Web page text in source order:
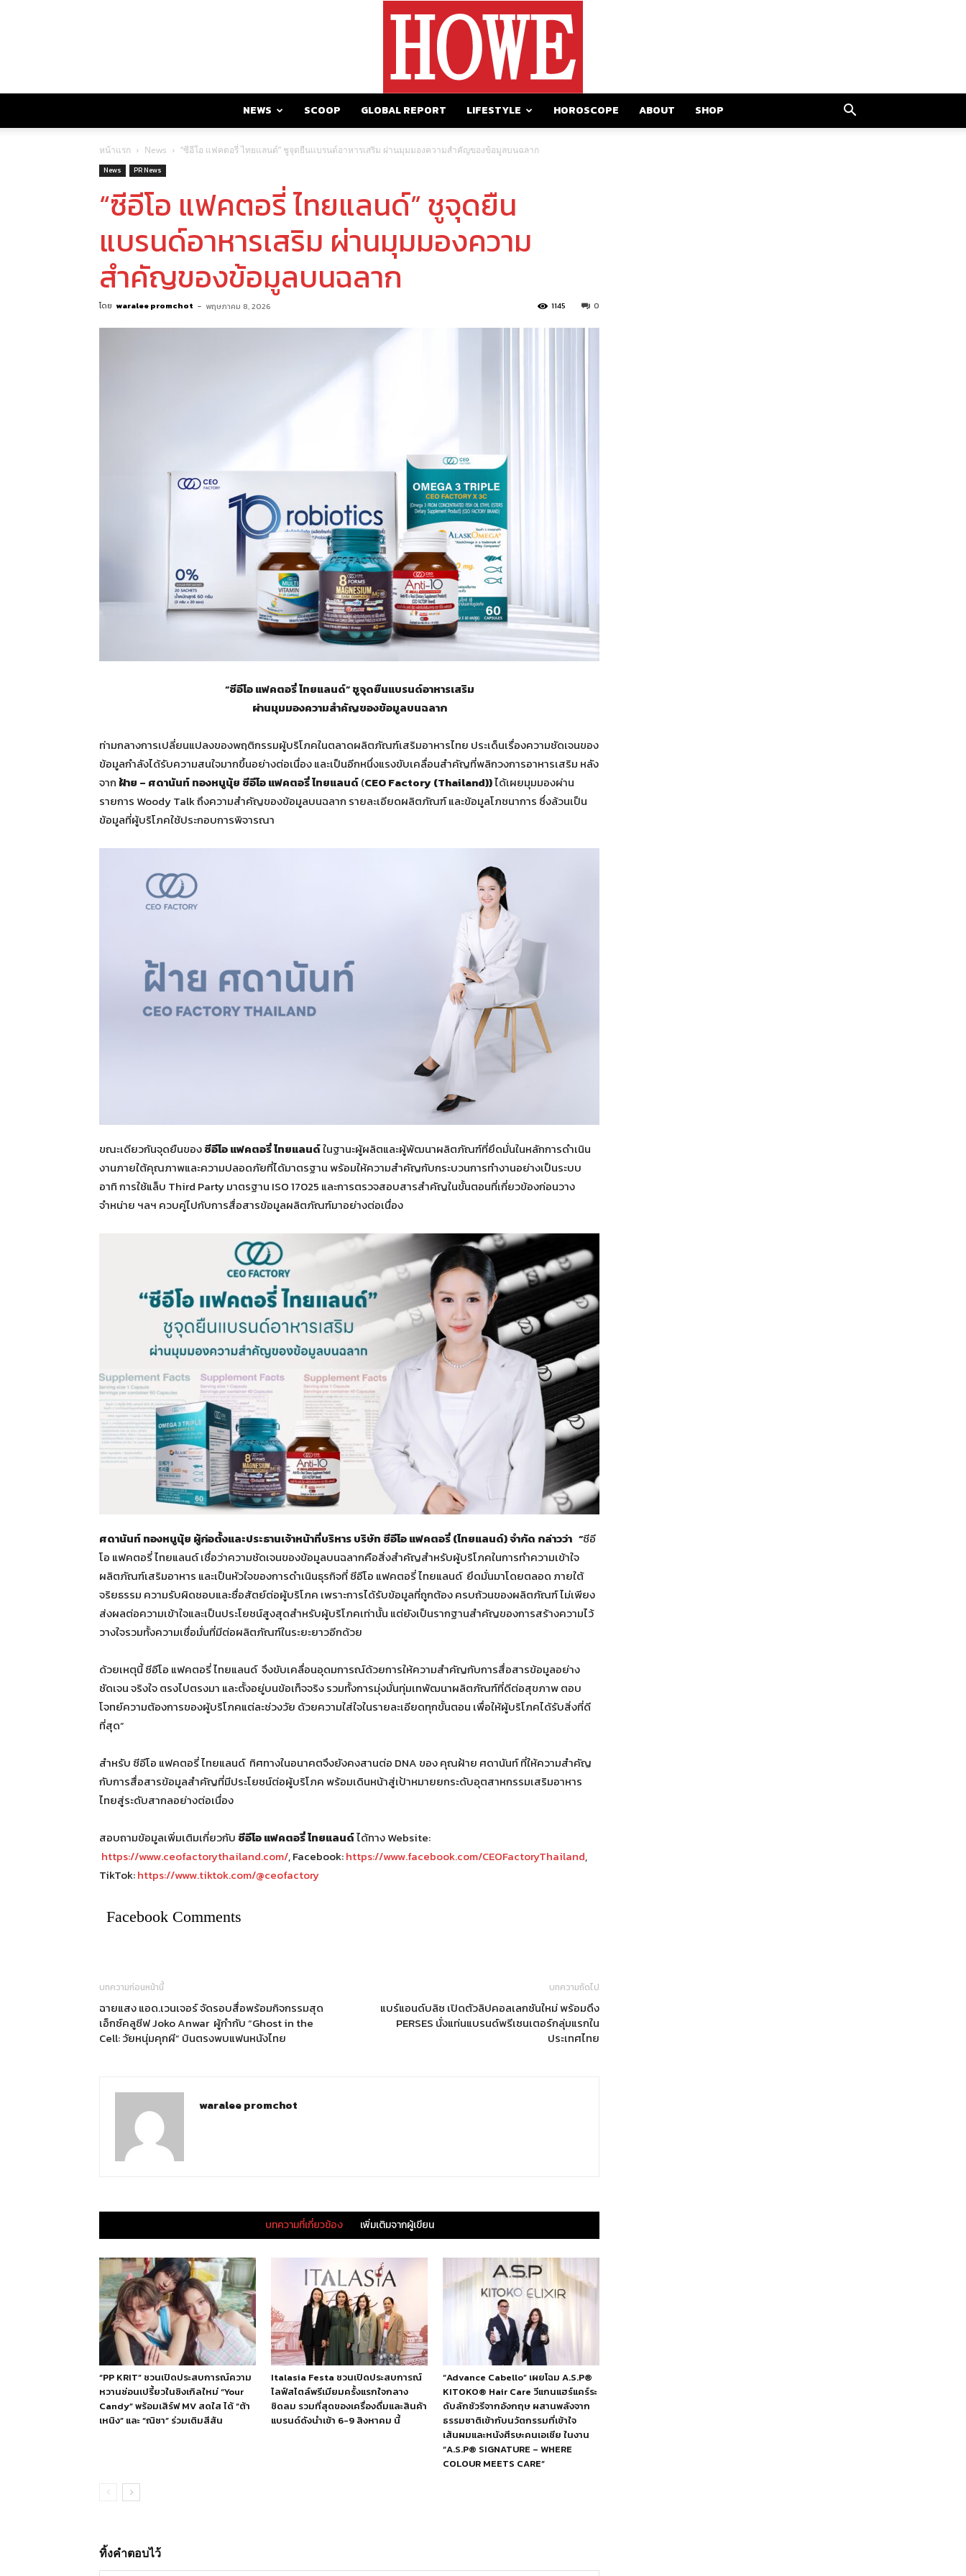
NEWS SCOOP GLOBAL REPORT LIFESTYLE HOROSCOPE ABOUT SHOP
หน้าแรก News “ซีอีโอ แฟคตอรี่ ไทยแลนด์” ชูจุดยืนแบรนด์อาหารเสริม ผ่านมุมมองความสำคัญของข้อมูลบนฉลาก
News PR News
“ซีอีโอ แฟคตอรี่ ไทยแลนด์” ชูจุดยืน
แบรนด์อาหารเสริม ผ่านมุมมองความ
สำคัญของข้อมูลบนฉลาก
โดย waralee promchot - พฤษภาคม 8, 2026 0
1145
“ซีอีโอ แฟคตอรี่ ไทยแลนด์” ชูจุดยืนแบรนด์อาหารเสริม
ผ่านมุมมองความสำคัญของข้อมูลบนฉลาก
ท่ามกลางการเปลี่ยนแปลงของพฤติกรรมผู้บริโภคในตลาดผลิตภัณฑ์เสริมอาหารไทย ประเด็นเรื่องความชัดเจนของ
ข้อมูลกำลังได้รับความสนใจมากขึ้นอย่างต่อเนื่อง และเป็นอีกหนึ่งแรงขับเคลื่อนสำคัญที่พลิกวงการอาหารเสริม หลัง
จาก ฝ้าย – ศดานันท์ ทองหนูนุ้ย ซีอีโอ แฟคตอรี่ ไทยแลนด์(CEO Factory (Thailand))ได้เผยมุมมองผ่าน
รายการ Woody Talk ถึงความสำคัญของข้อมูลบนฉลาก รายละเอียดผลิตภัณฑ์ และข้อมูลโภชนาการ ซึ่งล้วนเป็น
ข้อมูลที่ผู้บริโภคใช้ประกอบการพิจารณา
ขณะเดียวกันจุดยืนของซีอีโอ แฟคตอรี่ ไทยแลนด์ในฐานะผู้ผลิตและผู้พัฒนาผลิตภัณฑ์ที่ยึดมั่นในหลักการดำเนิน
งานภายใต้คุณภาพและความปลอดภัยที่ได้มาตรฐาน พร้อมให้ความสำคัญกับกระบวนการทำงานอย่างเป็นระบบ
อาทิ การใช้แล็บ Third Party มาตรฐาน ISO 17025 และการตรวจสอบสารสำคัญในขั้นตอนที่เกี่ยวข้องก่อนวาง
จำหน่าย ฯลฯ ควบคู่ไปกับการสื่อสารข้อมูลผลิตภัณฑ์มาอย่างต่อเนื่อง
ศดานันท์ ทองหนูนุ้ย ผู้ก่อตั้งและประธานเจ้าหน้าที่บริหาร บริษัท ซีอีโอ แฟคตอรี่ (ไทยแลนด์) จำกัด กล่าวว่า “ซีอี
โอ แฟคตอรี่ ไทยแลนด์ เชื่อว่าความชัดเจนของข้อมูลบนฉลากคือสิ่งสำคัญสำหรับผู้บริโภคในการทำความเข้าใจ
ผลิตภัณฑ์เสริมอาหาร และเป็นหัวใจของการดำเนินธุรกิจที่ ซีอีโอ แฟคตอรี่ ไทยแลนด์ ยึดมั่นมาโดยตลอด ภายใต้
จริยธรรม ความรับผิดชอบและซื่อสัตย์ต่อผู้บริโภค เพราะการได้รับข้อมูลที่ถูกต้อง ครบถ้วนของผลิตภัณฑ์ ไม่เพียง
ส่งผลต่อความเข้าใจและเป็นประโยชน์สูงสุดสำหรับผู้บริโภคเท่านั้น แต่ยังเป็นรากฐานสำคัญของการสร้างความไว้
วางใจรวมทั้งความเชื่อมั่นที่มีต่อผลิตภัณฑ์ในระยะยาวอีกด้วย
ด้วยเหตุนี้ ซีอีโอ แฟคตอรี่ ไทยแลนด์ จึงขับเคลื่อนอุดมการณ์ด้วยการให้ความสำคัญกับการสื่อสารข้อมูลอย่าง
ชัดเจน จริงใจ ตรงไปตรงมา และตั้งอยู่บนข้อเท็จจริง รวมทั้งการมุ่งมั่นทุ่มเทพัฒนาผลิตภัณฑ์ที่ดีต่อสุขภาพ ตอบ
โจทย์ความต้องการของผู้บริโภคแต่ละช่วงวัย ด้วยความใส่ใจในรายละเอียดทุกขั้นตอน เพื่อให้ผู้บริโภคได้รับสิ่งที่ดี
ที่สุด”
สำหรับ ซีอีโอ แฟคตอรี่ ไทยแลนด์ ทิศทางในอนาคตจึงยังคงสานต่อ DNA ของ คุณฝ้าย ศดานันท์ที่ให้ความสำคัญ
กับการสื่อสารข้อมูลสำคัญที่มีประโยชน์ต่อผู้บริโภค พร้อมเดินหน้าสู่เป้าหมายยกระดับอุตสาหกรรมเสริมอาหาร
ไทยสู่ระดับสากลอย่างต่อเนื่อง
สอบถามข้อมูลเพิ่มเติมเกี่ยวกับ ซีอีโอ แฟคตอรี่ ไทยแลนด์ได้ทาง Website:
https://www.ceofactorythailand.com/, Facebook:https://www.facebook.com/CEOFactoryThailand,
TikTok:https://www.tiktok.com/@ceofactory
Facebook Comments
บทความก่อนหน้านี้
ฉายแสง แอด.เวนเจอร์ จัดรอบสื่อพร้อมกิจกรรมสุด
เอ็กซ์คลูซีฟ Joko Anwar ผู้กำกับ “Ghost in the
Cell: วัยหนุ่มคุกผี” บินตรงพบแฟนหนังไทย
บทความถัดไป
แบร์แอนด์บลิซ เปิดตัวลิปคอลเลกชันใหม่ พร้อมดึง
PERSES นั่งแท่นแบรนด์พรีเซนเตอร์กลุ่มแรกใน
ประเทศไทย
waralee promchot
บทความที่เกี่ยวข้อง เพิ่มเติมจากผู้เขียน
“PP KRIT” ชวนเปิดประสบการณ์ความ
หวานซ่อนเปรี้ยวในซิงเกิลใหม่ “Your
Candy” พร้อมเสิร์ฟ MV สดใส ได้ “ต้า
เหนิง” และ “ณิชา” ร่วมเติมสีสัน
Italasia Festa ชวนเปิดประสบการณ์
ไลฟ์สไตล์พรีเมียมครั้งแรกใจกลาง
ชิดลม รวมที่สุดของเครื่องดื่มและสินค้า
แบรนด์ดังนำเข้า 6-9 สิงหาคม นี้
“Advance Cabello” เผยโฉม A.S.P®
KITOKO® Hair Care วีแกนแฮร์แคร์ระ
ดับลักชัวรีจากอังกฤษ ผสานพลังจาก
ธรรมชาติเข้ากับนวัตกรรมที่เข้าใจ
เส้นผมและหนังศีรษะคนเอเชีย ในงาน
“A.S.P® SIGNATURE – WHERE
COLOUR MEETS CARE”
ทิ้งคำตอบไว้